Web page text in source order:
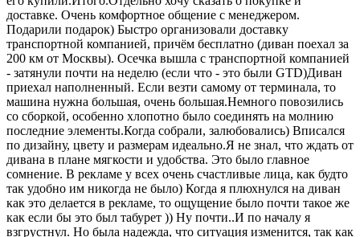
доставке. Очень комфортное общение с менеджером.
Подарили подарок) Быстро организовали доставку
транспортной компанией, причём бесплатно (диван поехал за
200 км от Москвы). Осечка вышла с транспортной компанией
- затянули почти на неделю (если что - это были GTD)Диван
приехал наполненный. Если везти самому от терминала, то
машина нужна большая, очень большая.Немного повозились
со сборкой, особенно хлопотно было соединять на молнию
последние элементы.Когда собрали, залюбовались) Вписался
по дизайну, цвету и размерам идеально.Я не знал, что ждать от
дивана в плане мягкости и удобства. Это было главное
сомнение. В рекламе у всех очень счастливые лица, как будто
так удобно им никогда не было) Когда я плюхнулся на диван
как это делается в рекламе, то ощущение было почти такое же
как если бы это был табурет )) Ну почти..И по началу я
взгрустнул. Но была надежда, что ситуация изменится, так как